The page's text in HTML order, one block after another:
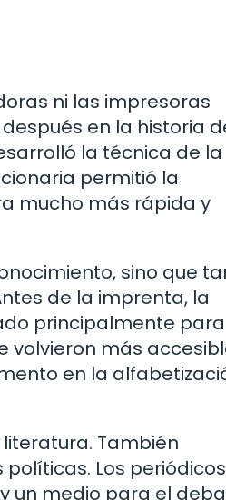
ni las impresoras
en la historia
la técnica de la
permitió la
mucho más rápida y
sino que
de la imprenta, la
principalmente
volvieron más
en la
También
Los periódicos
un medio para el